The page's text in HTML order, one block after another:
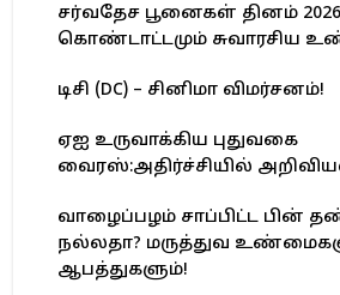
சர்வதேச பூனைகள் தினம் 2026
கொண்டாட்டமும் சுவாரசிய
டிசி (DC) – சினிமா விமர்சனம்!
ஏஐ உருவாக்கிய புதுவகை
வைரஸ்:அதிர்ச்சியில்
வாழைப்பழம் சாப்பிட்ட பின்
நல்லதா? மருத்துவ
ஆபத்துகளும்!